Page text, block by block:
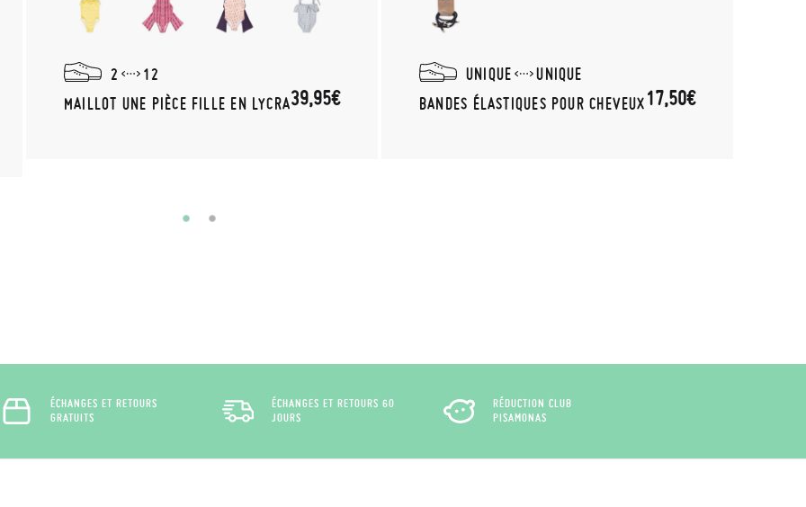
2
12
MAILLOT UNE PIÈCE FILLE EN LYCRA39,95€
UNIQUE
UNIQUE
BANDES ÉLASTIQUES POUR CHEVEUX17,50€
ÉCHANGES ET RETOURS
GRATUITS
ÉCHANGES ET RETOURS 60
JOURS
RÉDUCTION CLUB
PISAMONAS